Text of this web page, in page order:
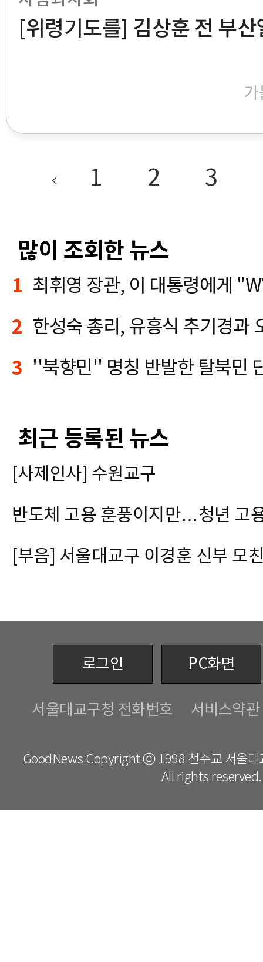
[위령기도를] 김상훈 전 부산
1 2 3
많이 조회한 뉴스
1
2
3
최근 등록된 뉴스
[사제인사] 수원교구
반도체 고용 훈풍이지만…청년 고
[부음] 서울대교구 이경훈 신부 모
로그인 PC화면
서울대교구청 전화번호 서비스약관
GoodNews Copyright ⓒ 1998 천주교 서울대
All rights reserved.